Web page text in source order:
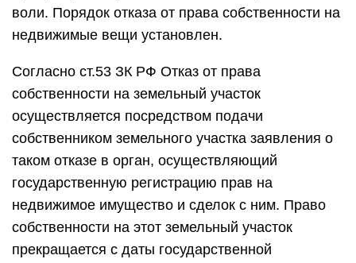
воли. Порядок отказа от права собственности на
недвижимые вещи установлен.
Согласно ст.53 ЗК РФ Отказ от права
собственности на земельный участок
осуществляется посредством подачи
собственником земельного участка заявления о
таком отказе в орган, осуществляющий
государственную регистрацию прав на
недвижимое имущество и сделок с ним. Право
собственности на этот земельный участок
прекращается с даты государственной